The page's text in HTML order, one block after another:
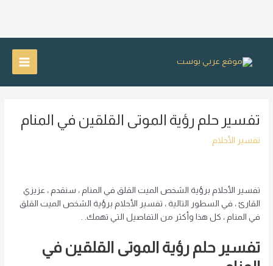
Main
تفسير حلم رؤية الموتى القلقين في المنام
تفسير الأحلام
تفسير الأحلام برؤية الشخص الميت القلق في المنام ، سنقدم ، عزيزي
القارئ ، في السطور التالية ، تفسير الأحلام برؤية الشخص الميت القلق
في المنام ، كل هذا وأكثر من التفاصيل التي تهمك. .
تفسير حلم رؤية الموتى القلقين في